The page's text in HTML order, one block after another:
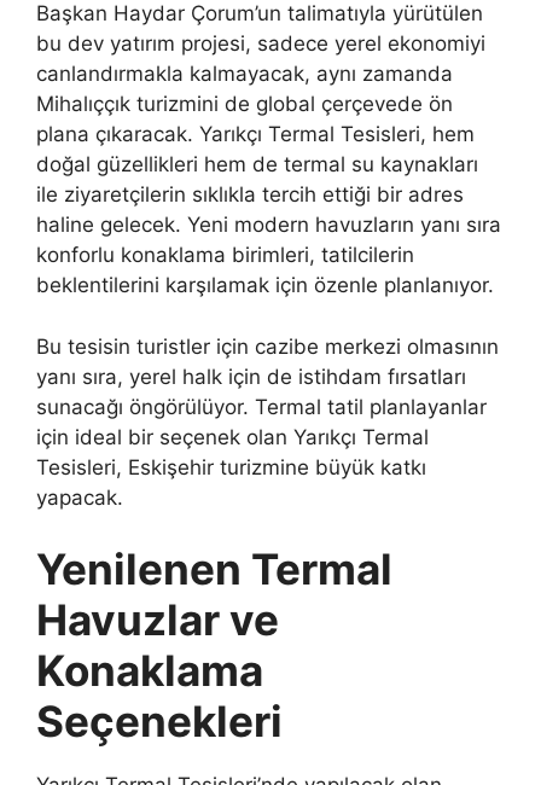
Başkan Haydar Çorum’un talimatıyla yürütülen
bu dev yatırım projesi, sadece yerel ekonomiyi
canlandırmakla kalmayacak, aynı zamanda
Mihalıççık turizmini de global çerçevede ön
plana çıkaracak. Yarıkçı Termal Tesisleri, hem
doğal güzellikleri hem de termal su kaynakları
ile ziyaretçilerin sıklıkla tercih ettiği bir adres
haline gelecek. Yeni modern havuzların yanı sıra
konforlu konaklama birimleri, tatilcilerin
beklentilerini karşılamak için özenle planlanıyor.
Bu tesisin turistler için cazibe merkezi olmasının
yanı sıra, yerel halk için de istihdam fırsatları
sunacağı öngörülüyor. Termal tatil planlayanlar
için ideal bir seçenek olan Yarıkçı Termal
Tesisleri, Eskişehir turizmine büyük katkı
yapacak.
Yenilenen Termal
Havuzlar ve
Konaklama
Seçenekleri